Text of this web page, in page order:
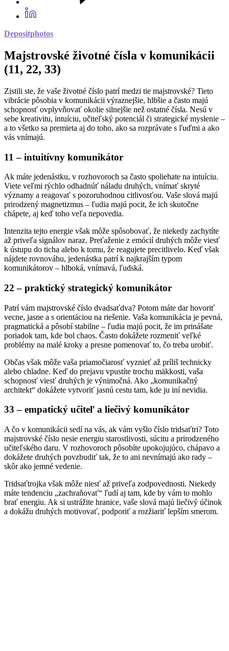
Depositphotos
Majstrovské životné čísla v komunikácii
(11, 22, 33)
Zistili ste, že vaše životné číslo patrí medzi tie majstrovské? Tieto
vibrácie pôsobia v komunikácii výraznejšie, hlbšie a často majú
schopnosť ovplyvňovať okolie silnejšie než ostatné čísla. Nesú v
sebe kreativitu, intuíciu, učiteľský potenciál či strategické myslenie –
a to všetko sa premieta aj do toho, ako sa rozprávate s ľuďmi a ako
vás vnímajú.
11 – intuitívny komunikátor
Ak máte jedenástku, v rozhovoroch sa často spoliehate na intuíciu.
Viete veľmi rýchlo odhadnúť náladu druhých, vnímať skryté
významy a reagovať s pozoruhodnou citlivosťou. Vaše slová majú
prirodzený magnetizmus – ľudia majú pocit, že ich skutočne
chápete, aj keď toho veľa nepovedia.
Intenzita tejto energie však môže spôsobovať, že niekedy zachytíte
až priveľa signálov naraz. Preťaženie z emócií druhých môže viesť
k ústupu do ticha alebo k tomu, že reagujete precitlivelo. Keď však
nájdete rovnováhu, jedenástka patrí k najkrajším typom
komunikátorov – hlboká, vnímavá, ľudská.
22 – praktický strategický komunikátor
Patrí vám majstrovské číslo dvadsaťdva? Potom máte dar hovoriť
vecne, jasne a s orientáciou na riešenie. Vaša komunikácia je pevná,
pragmatická a pôsobí stabilne – ľudia majú pocit, že im prinášate
poriadok tam, kde bol chaos. Často dokážete rozmeniť veľké
problémy na malé kroky a presne pomenovať to, čo treba urobiť.
Občas však môže vaša priamočiarosť vyznieť až príliš technicky
alebo chladne. Keď do prejavu vpustíte trochu mäkkosti, vaša
schopnosť viesť druhých je výnimočná. Ako „komunikačný
architekt“ dokážete vytvoriť jasnú cestu tam, kde ju iní nevidia.
33 – empatický učiteľ a liečivý komunikátor
A čo v komunikácii sedí na vás, ak vám vyšlo číslo tridsaťtri? Toto
majstrovské číslo nesie energiu starostlivosti, súcitu a prirodzeného
učiteľského daru. V rozhovoroch pôsobíte upokojujúco, chápavo a
dokážete druhých povzbudiť tak, že to ani nevnímajú ako rady –
skôr ako jemné vedenie.
Tridsaťtrojka však môže niesť až priveľa zodpovednosti. Niekedy
máte tendenciu „zachraňovať“ ľudí aj tam, kde by vám to mohlo
brať energiu. Ak si ustrážite hranice, vaše slová majú liečivý účinok
a dokážu druhých motivovať, podporiť a rozžiariť lepším smerom.